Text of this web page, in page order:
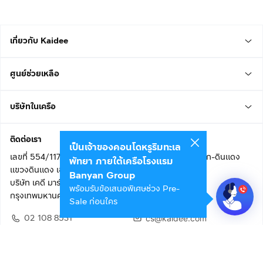
เกี่ยวกับ Kaidee
ศูนย์ช่วยเหลือ
บริษัทในเครือ
ติดต่อเรา
เลขที่ 554/117 อาคารสกายไนน์ เซ็นเตอร์ ชั้น 22 ถนนอโศก-ดินแดง
แขวงดินแดง เขตดินแดง
บริษัท เคดี มาร์เก็ตเพลส จำกัด (สำนักงานใหญ่)
กรุงเทพมหานคร 10400
02 108 8531
cs@kaidee.com
เป็นเจ้าของคอนโดหรูริมทะเล
พัทยา ภายใต้เครือโรงแรม
Banyan Group
พร้อมรับข้อเสนอพิเศษช่วง Pre-
Sale ก่อนใคร